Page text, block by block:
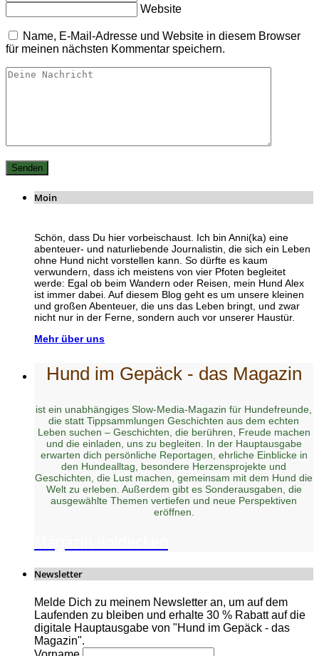
Website
Name, E-Mail-Adresse und Website in diesem Browser
für meinen nächsten Kommentar speichern.
Moin
Schön, dass Du hier vorbeischaust. Ich bin Anni(ka) eine
abenteuer- und naturliebende Journalistin, die sich ein Leben
ohne Hund nicht vorstellen kann. So dürfte es kaum
verwundern, dass ich meistens von vier Pfoten begleitet
werde: Egal ob beim Wandern oder Reisen, mein Hund Alex
ist immer dabei. Auf diesem Blog geht es um unsere kleinen
und großen Abenteuer, die uns das Leben bringt, und zwar
nicht nur in der Ferne, sondern auch vor unserer Haustür.
Mehr über uns
Hund im Gepäck - das Magazin
ist ein unabhängiges Slow-Media-Magazin für Hundefreunde,
die statt Tippsammlungen Geschichten aus dem echten
Leben suchen – Geschichten, die berühren, Freude machen
und die einladen, uns zu begleiten. In der Hauptausgabe
erwarten dich persönliche Reportagen, ehrliche Einblicke in
den Hundealltag, besondere Herzensprojekte und
Geschichten, die Lust machen, gemeinsam mit dem Hund die
Welt zu erleben. Außerdem gibt es Sonderausgaben, die
ausgewählte Themen vertiefen und neue Perspektiven
eröffnen.
Newsletter
Melde Dich zu meinem Newsletter an, um auf dem
Laufenden zu bleiben und erhalte 30 % Rabatt auf die
digitale Hauptausgabe von "Hund im Gepäck - das
Magazin".